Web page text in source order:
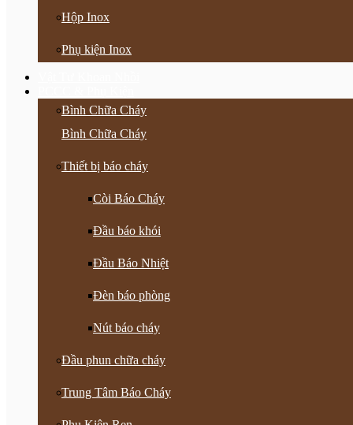
Hộp Inox
Phụ kiện Inox
Bình Chữa Cháy
Bình Chữa Cháy
Thiết bị báo cháy
Còi Báo Cháy
Đầu báo khói
Đầu Báo Nhiệt
Đèn báo phòng
Nút báo cháy
Đầu phun chữa cháy
Trung Tâm Báo Cháy